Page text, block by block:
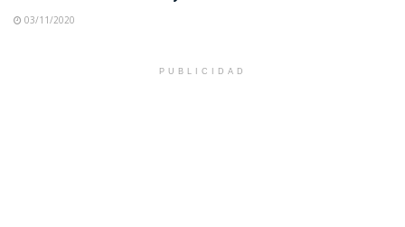
03/11/2020
PUBLICIDAD